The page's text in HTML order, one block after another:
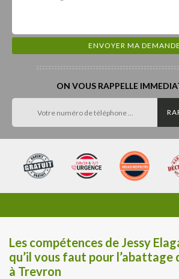
ON VOUS RAPPELLE
Les compétences de Jessy
qu’il vous faut pour
à Trevron